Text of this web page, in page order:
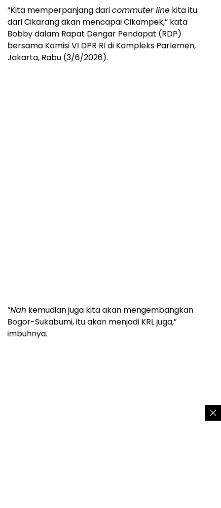
“Kita memperpanjang daricommuter line kita itu
dari Cikarang akan mencapai Cikampek,” kata
Bobby dalam Rapat Dengar Pendapat (RDP)
bersama Komisi VI DPR RI di Kompleks Parlemen,
Jakarta, Rabu (3/6/2026).
“Nah kemudian juga kita akan mengembangkan
Bogor-Sukabumi, itu akan menjadi KRL juga,”
imbuhnya.